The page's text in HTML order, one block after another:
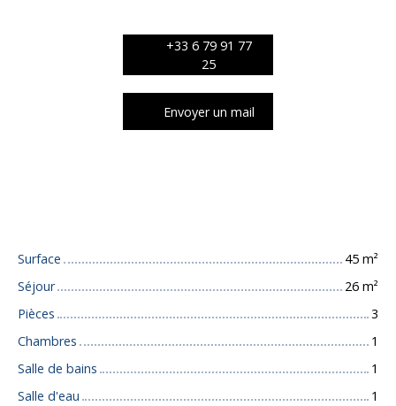
+33 6 79 91 77
25
Envoyer un mail
Surface 45 m²
Séjour
26 m²
Pièces
3
Chambres
1
Salle de bains
1
Salle d'eau
1